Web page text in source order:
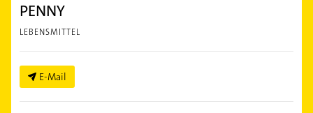
PENNY
LEBENSMITTEL
E-Mail